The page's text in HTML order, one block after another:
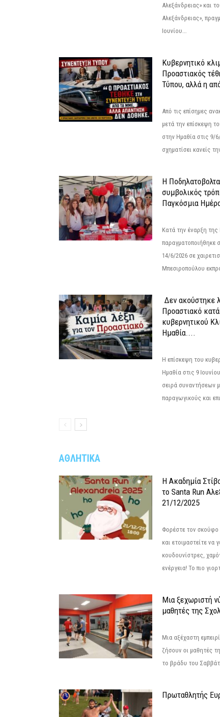
Αλεξάνδρειας» και
Αλεξάνδρειας»,
Ιουνίου...
Κυβερνητικό
Προαστιακός
Τύπου, αλλά η
Από τις επίσημες
μετά την επίσκεψη
στην Ημαθία στις 9/
σχηματίσει κανείς
Η Ποδηλατοβολτα
συμβολικός
Παγκόσμια
Κατά την έναρξη
παραγματοποιήθηκε
14/6/2026 σε
Μπεσιροπούλου
Δεν ακούστηκε
Προαστιακό
κυβερνητικού
Ημαθία....
Η επίσκεψη του
Ημαθία στις 9
σειρά συναντήσεων
παραγωγικούς και
ΑΘΛΗΤΙΚΑ
Η Ακαδημία
το Santa Run
21/12/2025
Φορέστε τον σκούφο
και ετοιμαστείτε να
κουδουνίστρες,
ενέργεια! Το πιο
Μια ξεχωριστή
μαθητές της
Μια αξέχαστη
ζήσουν οι μαθητές
το βράδυ του
Πρωταθλητής